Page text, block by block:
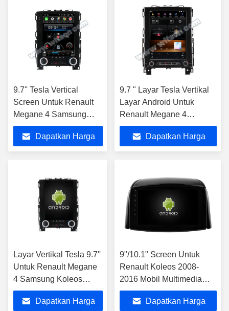
9.7'' Tesla Vertical
Screen Untuk Renault
Megane 4 Samsung
Koleos Talisman 2016-
2019 Car Player
Dapatkan Harga
9.7 " Layar Tesla Vertikal
Layar Android Untuk
Renault Megane 4
Samsung Koleos Talisman
2016-2019Dapatkan Harga
Layar Vertikal Tesla 9.7''
Untuk Renault Megane
4 Samsung Koleos
Talisman 2016-2019
Pemutar Multimedia
Dapatkan Harga
9"/10.1" Screen Untuk
Renault Koleos 2008-
2016 Mobil Multimedia
Stereo
Dapatkan Harga